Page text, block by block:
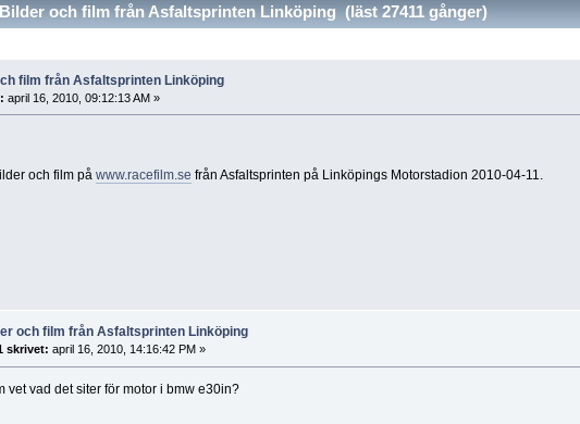
och film från Asfaltsprinten Linköping (läst 27411 gånger)
film från Asfaltsprinten Linköping
april 16, 2010, 09:12:13 AM »
och film på www.racefilm.se från Asfaltsprinten på Linköpings Motorstadion 2010-04-11.
och film från Asfaltsprinten Linköping
skrivet: april 16, 2010, 14:16:42 PM »
vet vad det siter för motor i bmw e30in?